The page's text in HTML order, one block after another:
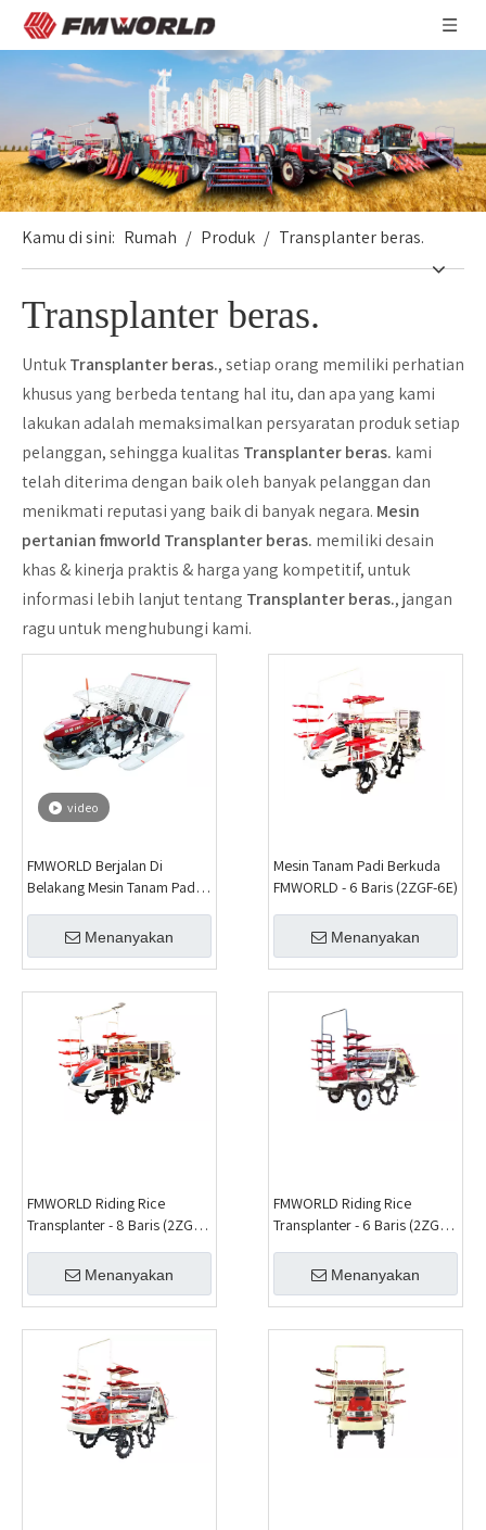
Kamu di sini: Rumah / Produk / Transplanter beras.
Transplanter beras.
UntukTransplanter beras., setiap orang memiliki perhatian
khusus yang berbeda tentang hal itu, dan apa yang kami
lakukan adalah memaksimalkan persyaratan produk setiap
pelanggan, sehingga kualitas Transplanter beras. kami
telah diterima dengan baik oleh banyak pelanggan dan
menikmati reputasi yang baik di banyak negara. Mesin
pertanian fmworld Transplanter beras. memiliki desain
khas & kinerja praktis & harga yang kompetitif, untuk
informasi lebih lanjut tentang Transplanter beras., jangan
ragu untuk menghubungi kami.
video
FMWORLD Berjalan Di
Belakang Mesin Tanam Padi -
Menanyakan
Mesin Tanam Padi Berkuda
FMWORLD - 6 Baris (2ZGF-6E)
Menanyakan
FMWORLD Riding Rice
Transplanter - 8 Baris (2ZGF-
Menanyakan
FMWORLD Riding Rice
Transplanter - 6 Baris (2ZGF-
Menanyakan